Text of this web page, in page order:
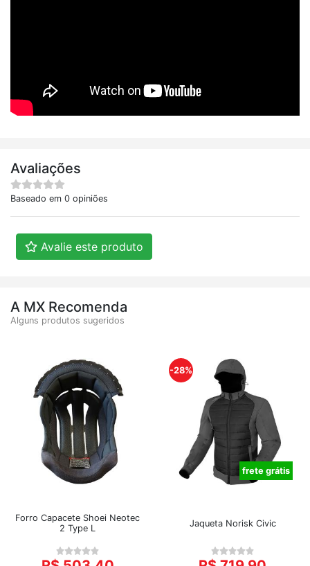
Avaliações
Baseado em 0 opiniões
Avalie este produto
A MX Recomenda
Alguns produtos sugeridos
Forro Capacete Shoei Neotec
2 Type L
-28%
frete grátis
Jaqueta Norisk Civic